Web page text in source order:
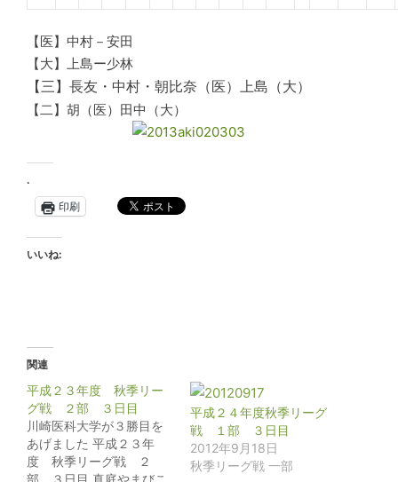
【医】中村－安田
【大】上島ー少林
【三】長友・中村・朝比奈（医）上島（大）
【二】胡（医）田中（大）
.
印刷
いいね:
関連
平成２３年度 秋季リー
グ戦 ２部 ３日目
川崎医科大学が３勝目を
あげました 平成２３年
度 秋季リーグ戦 ２
部 ３日目 真庭やまびこ
平成２４年度秋季リーグ
戦 １部 ３日目
2012年9月18日
秋季リーグ戦 一部